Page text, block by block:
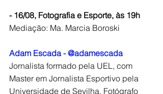
- 16/08, Fotografia e Esporte, às 19h
Mediação: Ma. Marcia Boroski
Adam Escada - @adamescada
Jornalista formado pela UEL, com
Master em Jornalista Esportivo pela
Universidade de Sevilha. Fotógrafo